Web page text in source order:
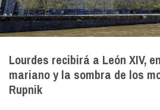
Lourdes recibirá a León XIV,
mariano y la sombra de los
Rupnik